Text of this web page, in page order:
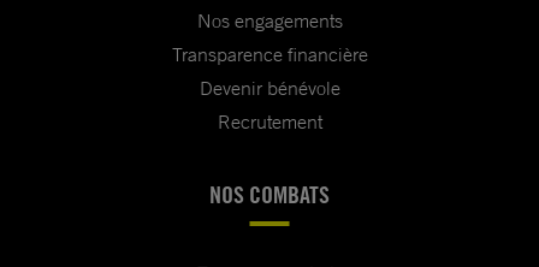
Nos engagements
Transparence financière
Devenir bénévole
Recrutement
NOS COMBATS